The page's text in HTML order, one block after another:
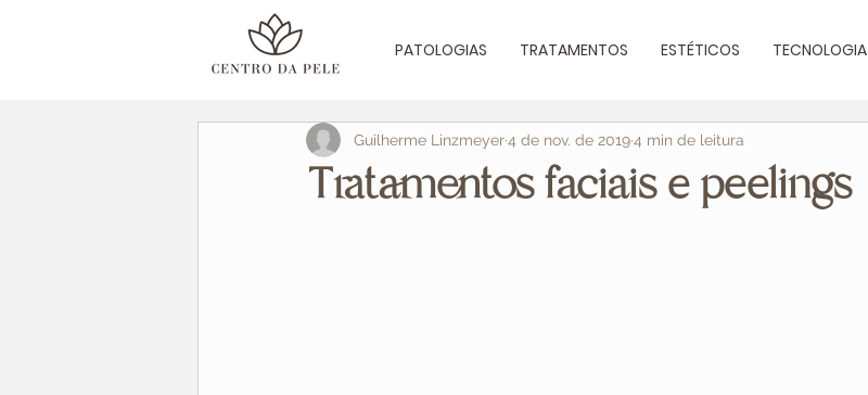
PATOLOGIAS TRATAMENTOS ESTÉTICOS TECNOLOGIA
Tratamentos faciais e peelings
Guilherme Linzmeyer4 de nov. de 20194 min de leitura